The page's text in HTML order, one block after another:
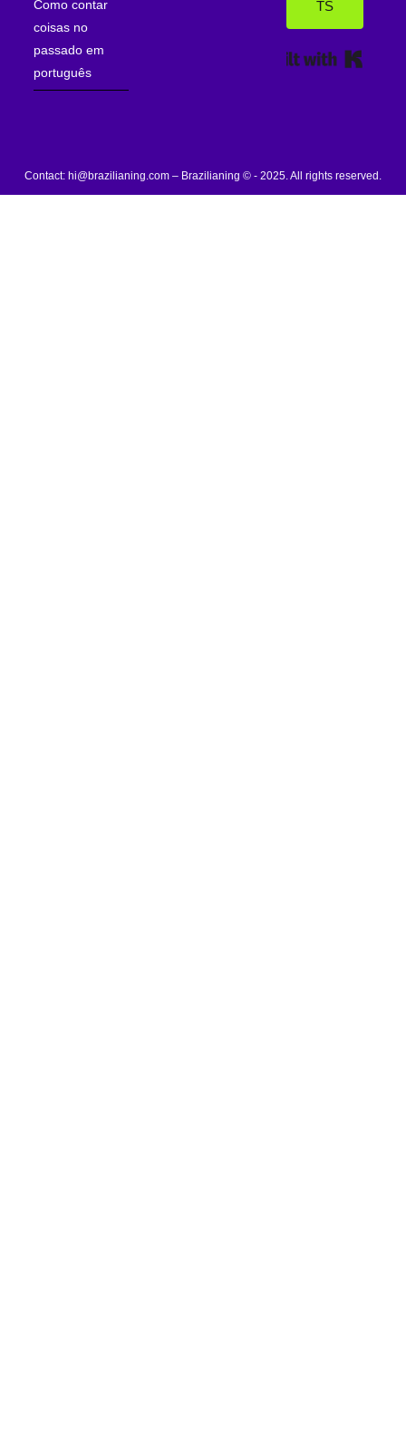
Como contar
coisas no
passado em
português
TS
Contact: hi@brazilianing.com – Brazilianing © - 2025. All rights reserved.